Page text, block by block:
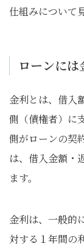
仕組みについて
ローンには
金利とは、借入
側（債権者）に
側がローンの契
は、借入金額・
ます。
金利は、一般的
対する１年間の